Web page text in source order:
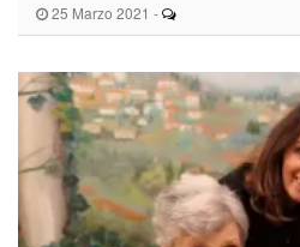
25 Marzo 2021 -